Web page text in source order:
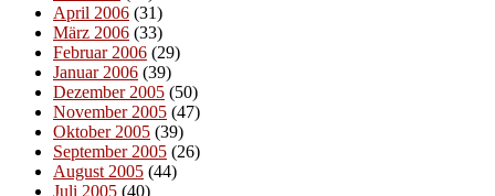
April 2006 (31)
März 2006 (33)
Februar 2006 (29)
Januar 2006 (39)
Dezember 2005 (50)
November 2005 (47)
Oktober 2005 (39)
September 2005 (26)
August 2005 (44)
Juli 2005 (40)